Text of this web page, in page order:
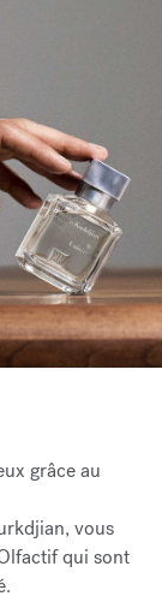
grâce au
vous
qui sont